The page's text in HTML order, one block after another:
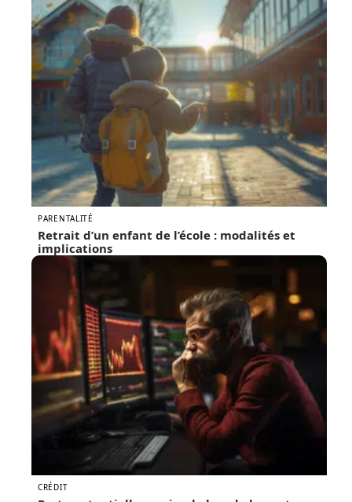
PARENTALITÉ
Retrait d’un enfant de l’école : modalités et
implications
CRÉDIT